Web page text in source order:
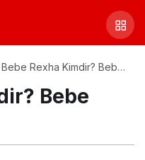
Bebe Rexha Kimdir? Bebe
Bebe